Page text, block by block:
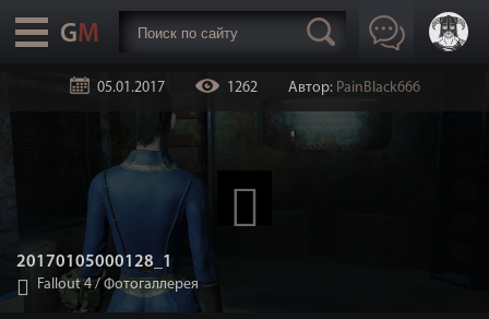
05.01.2017 1262 Автор: PainBlack666
20170105000128_1
Fallout 4/Фотогаллерея